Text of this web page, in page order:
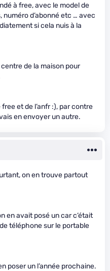
à free, avec le model de
d’abonné etc … avec
si cela nuis à la
centre de la maison pour
et de l’anfr :), par contre
en envoyer un autre.
on en trouve partout
en avait posé un car c’était
téléphone sur le portable
poser un l’année prochaine.